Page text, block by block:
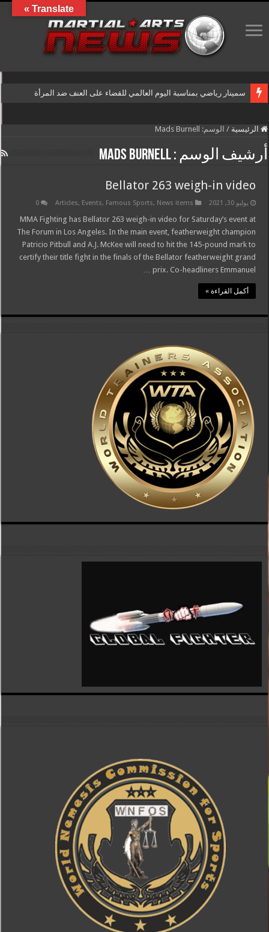
سمينار رياضي بمناسبة اليوم العالمي للقضاء على العنف ضد المرأة
الرئيسية / الوسم: Mads Burnell
أرشيف الوسم :Mads Burnell
Bellator 263 weigh-in video
يوليو 30, 2021 Articles, Events, Famous Sports, News items
0
MMA Fighting has Bellator 263 weigh-in video for Saturday’s event at
The Forum in Los Angeles. In the main event, featherweight champion
Patricio Pitbull and A.J. McKee will need to hit the 145-pound mark to
certify their title fight in the finals of the Bellator featherweight grand
prix. Co-headliners Emmanuel …
أكمل القراءة »
Translate »